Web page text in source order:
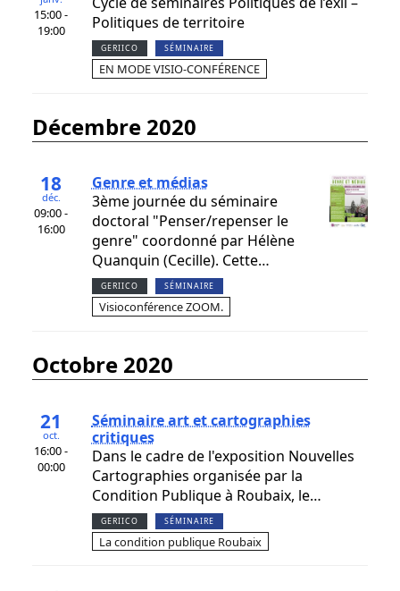
15:00 -
19:00
Politiques de territoire
GERIICO SÉMINAIRE
EN MODE VISIO-CONFÉRENCE
décembre 2020
18
déc.
09:00 -
16:00
Genre et médias
3ème journée du séminaire
doctoral "Penser/repenser le
genre" coordonné par Hélène
Quanquin (Cecille). Cette…
GERIICO SÉMINAIRE
Visioconférence ZOOM.
octobre 2020
21
oct.
16:00 -
00:00
Séminaire art et cartographies
critiques
Dans le cadre de l'exposition Nouvelles
Cartographies organisée par la
Condition Publique à Roubaix, le…
GERIICO SÉMINAIRE
La condition publique Roubaix